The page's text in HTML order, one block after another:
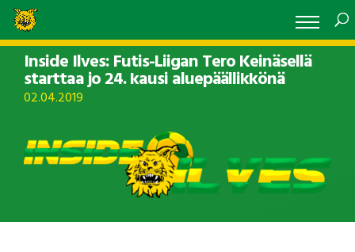
Inside Ilves: Futis-Liigan Tero Keinäsellä
starttaa jo 24. kausi aluepäällikkönä
02.04.2019